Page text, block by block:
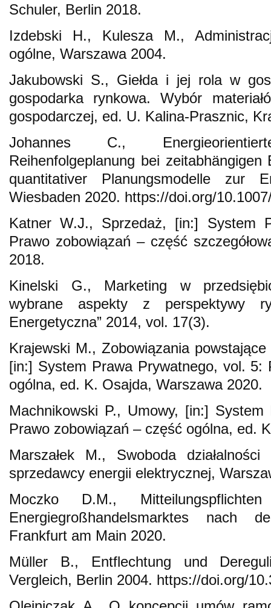
Schuler, Berlin 2018.
Izdebski H., Kulesza M.,
ogólne, Warszawa 2004.
Jakubowski S., Giełda i jej rola w
gospodarka rynkowa. Wybór
gospodarczej, ed. U. Kalina-Prasznic,
Johannes C.,
Reihenfolgeplanung bei zeitabhängigen
quantitativer Planungsmodelle zur
Wiesbaden 2020. https://doi.org/
Katner W.J., Sprzedaż, [in:] System
Prawo zobowiązań – część
2018.
Kinelski G., Marketing w
wybrane aspekty z perspektywy
Energetyczna” 2014, vol. 17(3).
Krajewski M., Zobowiązania
[in:] System Prawa Prywatnego, vol. 5:
ogólna, ed. K. Osajda, Warszawa 2020.
Machnikowski P., Umowy, [in:]
Prawo zobowiązań – część ogólna, ed.
Marszałek M., Swoboda
sprzedawcy energii elektrycznej,
Moczko D.M.,
Energiegroßhandelsmarktes nach
Frankfurt am Main 2020.
Müller B., Entflechtung und
Vergleich, Berlin 2004. https://doi.org/